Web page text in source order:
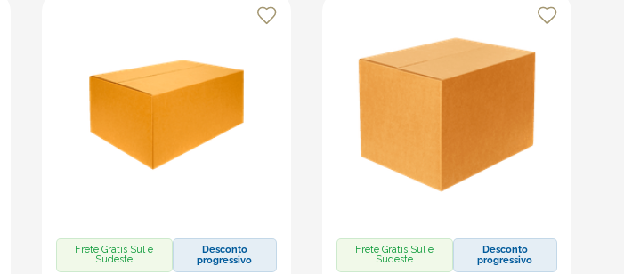
Frete Grátis Sul e
Sudeste
Desconto
progressivo
Frete Grátis Sul e
Sudeste
Desconto
progressivo